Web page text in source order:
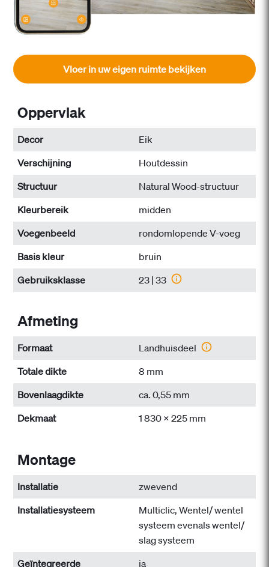
Vloer in uw eigen ruimte bekijken
Oppervlak
Decor
Eik
Verschijning
Houtdessin
Structuur
Natural Wood-structuur
Kleurbereik
midden
Voegenbeeld
rondomlopende V-voeg
Basis kleur
bruin
Gebruiksklasse
23 | 33
Afmeting
Formaat
Landhuisdeel
Totale dikte
8 mm
Bovenlaagdikte
ca. 0,55 mm
Dekmaat
1 830 x 225 mm
Montage
Installatie
zwevend
Installatiesysteem
Multiclic, Wentel/ wentel
systeem evenals wentel/
slag systeem
Geïntegreerde
ja